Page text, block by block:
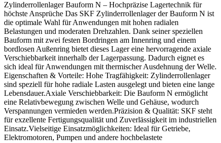
Zylinderrollenlager Bauform N – Hochpräzise Lagertechnik für
höchste Ansprüche Das SKF Zylinderrollenlager der Bauform N ist
die optimale Wahl für Anwendungen mit hohen radialen
Belastungen und moderaten Drehzahlen. Dank seiner speziellen
Bauform mit zwei festen Bordringen am Innenring und einem
bordlosen Außenring bietet dieses Lager eine hervorragende axiale
Verschiebbarkeit innerhalb der Lagerpassung. Dadurch eignet es
sich ideal für Anwendungen mit thermischer Ausdehnung der Welle.
Eigenschaften & Vorteile: Hohe Tragfähigkeit: Zylinderrollenlager
sind speziell für hohe radiale Lasten ausgelegt und bieten eine lange
Lebensdauer.Axiale Verschiebbarkeit: Die Bauform N ermöglicht
eine Relativbewegung zwischen Welle und Gehäuse, wodurch
Verspannungen vermieden werden.Präzision & Qualität: SKF steht
für exzellente Fertigungsqualität und Zuverlässigkeit im industriellen
Einsatz.Vielseitige Einsatzmöglichkeiten: Ideal für Getriebe,
Elektromotoren, Pumpen und andere hochbelastete